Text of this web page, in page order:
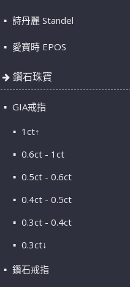
詩丹麗 Standel
愛寶時 EPOS
鑽石珠寶
GIA戒指
1ct↑
0.6ct - 1ct
0.5ct - 0.6ct
0.4ct - 0.5ct
0.3ct - 0.4ct
0.3ct↓
鑽石戒指